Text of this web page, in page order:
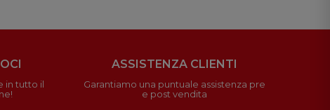
in tutto il
ASSISTENZA CLIENTI
Garantiamo una puntuale assistenza pre
e post vendita